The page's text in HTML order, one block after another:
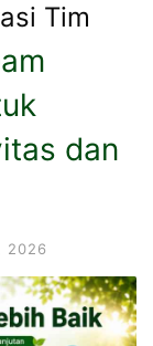
Tim
dan
2026